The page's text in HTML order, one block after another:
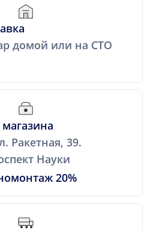
домой или на СТО
Ракетная, 39.
Науки
20%